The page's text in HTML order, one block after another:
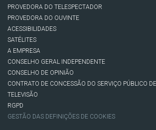
PROVEDORA DO TELESPECTADOR
PROVEDORA DO OUVINTE
ACESSIBILIDADES
SATÉLITES
A EMPRESA
CONSELHO GERAL INDEPENDENTE
CONSELHO DE OPINIÃO
CONTRATO DE CONCESSÃO DO SERVIÇO PÚBLICO
TELEVISÃO
RGPD
GESTÃO DAS DEFINIÇÕES DE COOKIES